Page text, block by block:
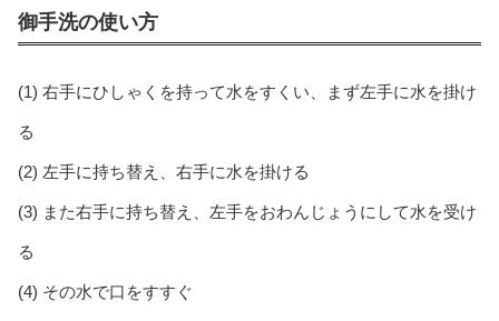
御手洗の使い方
(1) 右手にひしゃくを持って水をすくい、まず左手に水を掛け
る
(2) 左手に持ち替え、右手に水を掛ける
(3) また右手に持ち替え、左手をおわんじょうにして水を受け
る
(4) その水で口をすすぐ